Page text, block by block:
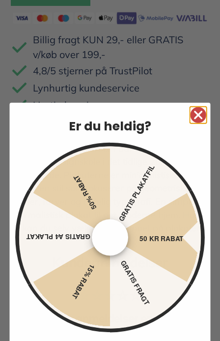
produkt
din
indkøbskurv
Billig fragt KUN 29,- eller GRATIS
v/køb over 199,-
4,8/5 stjerner på TrustPilot
Lynhurtig kundeservice
Hurtig levering
Bauhaus no 4 plakaten er inspireret af den
tyske Bauhaus skole, som bar en banebrydende
kunst- og designskole i det tidlige 20.
århundrede. Plakaterne er minimalistiske og
enkle i en stil som fokuserer på geometriske
former, farver og tydelig typografi. En simpel og
minimalistisk plakat til det moderne hjem. Hos
os kan du selv vælge farvetemaet på plakaten.
Kundeanmeldelser
Ingen anmeldelser endnu.
Er du heldig?
GRATIS PLAKATFIL
50 KR RABAT
GRATIS FRAGT
15% RABAT
GRATIS A4 PLAKAT
50% RABAT